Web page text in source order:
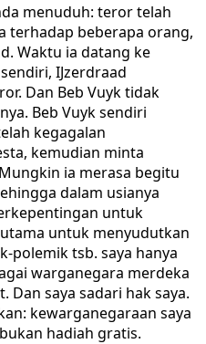
menuduh: teror telah
terhadap beberapa orang,
Waktu ia datang ke
IJzerdraad
Dan Beb Vuyk tidak
Beb Vuyk sendiri
kegagalan
kemudian minta
ia merasa begitu
dalam usianya
untuk
untuk menyudutkan
polemik tsb. saya hanya
warganegara merdeka
Dan saya sadari hak saya.
kewarganegaraan saya
hadiah gratis.